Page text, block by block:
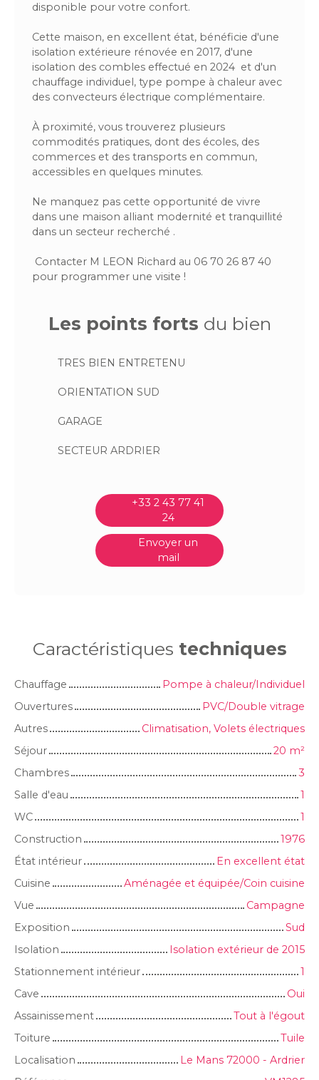
disponible pour votre confort.
Cette maison, en excellent état, bénéficie d'une
isolation extérieure rénovée en 2017, d'une
isolation des combles effectué en 2024 et d'un
chauffage individuel, type pompe à chaleur avec
des convecteurs électrique complémentaire.
À proximité, vous trouverez plusieurs
commodités pratiques, dont des écoles, des
commerces et des transports en commun,
accessibles en quelques minutes.
Ne manquez pas cette opportunité de vivre
dans une maison alliant modernité et tranquillité
dans un secteur recherché .
Contacter M LEON Richard au 06 70 26 87 40
pour programmer une visite !
Les points forts du bien
TRES BIEN ENTRETENU
ORIENTATION SUD
GARAGE
SECTEUR ARDRIER
+33 2 43 77 41
24
Envoyer un
mail
Caractéristiques techniques
Chauffage
Pompe à chaleur/Individuel
Ouvertures
PVC/Double vitrage
Autres
Climatisation, Volets électriques
Séjour
20 m²
Chambres
3
Salle d'eau
1
WC
1
Construction
1976
État intérieur
En excellent état
Cuisine
Aménagée et équipée/Coin cuisine
Vue
Campagne
Exposition
Sud
Isolation
Isolation extérieur de 2015
Stationnement intérieur
1
Cave
Oui
Assainissement
Tout à l'égout
Toiture
Tuile
Localisation
Le Mans 72000 - Ardrier